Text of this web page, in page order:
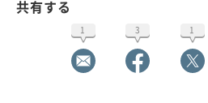
共有する
1 3 1